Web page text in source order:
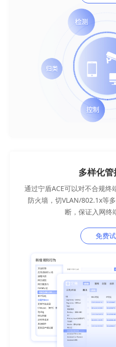
多样化
通过宁盾ACE可以对不合规终
防火墙，切VLAN/802.1x等
断，保证入网终
免费